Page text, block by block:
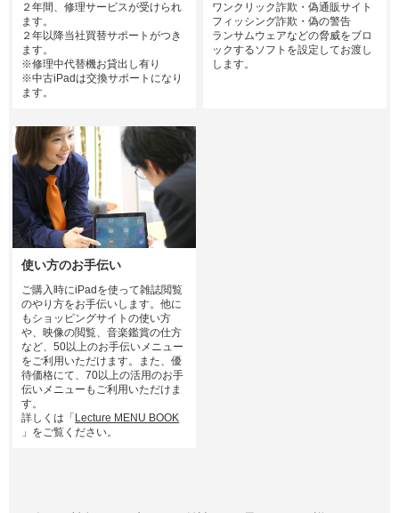
２年間、修理サービスが受けられ
ます。
２年以降当社買替サポートがつき
ます。
※修理中代替機お貸出し有り
※中古iPadは交換サポートになり
ます。
ワンクリック詐欺・偽通販サイト
フィッシング詐欺・偽の警告
ランサムウェアなどの脅威をブロ
ックするソフトを設定してお渡し
します。
使い方のお手伝い
ご購入時にiPadを使って雑誌閲覧
のやり方をお手伝いします。他に
もショッピングサイトの使い方
や、映像の閲覧、音楽鑑賞の仕方
など、50以上のお手伝いメニュー
をご利用いただけます。また、優
待価格にて、70以上の活用のお手
伝いメニューもご利用いただけま
す。
詳しくは「 Lecture MENU BOOK
」をご覧ください。